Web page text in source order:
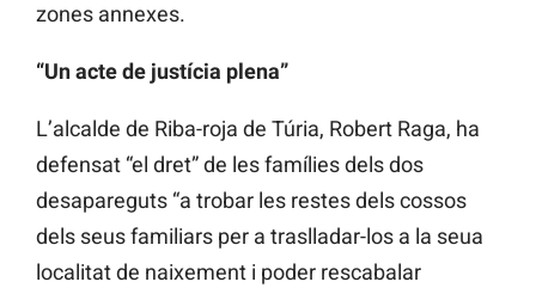
zones annexes.
“Un acte de justícia plena”
L’alcalde de Riba-roja de Túria, Robert Raga, ha
defensat “el dret” de les famílies dels dos
desapareguts “a trobar les restes dels cossos
dels seus familiars per a traslladar-los a la seua
localitat de naixement i poder rescabalar